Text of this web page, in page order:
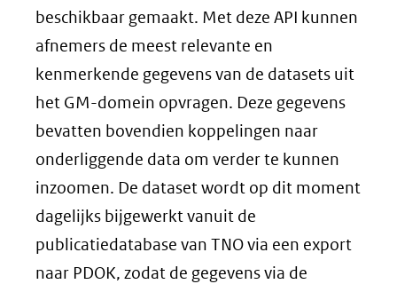
beschikbaar gemaakt. Met deze API kunnen
afnemers de meest relevante en
kenmerkende gegevens van de datasets uit
het GM-domein opvragen. Deze gegevens
bevatten bovendien koppelingen naar
onderliggende data om verder te kunnen
inzoomen. De dataset wordt op dit moment
dagelijks bijgewerkt vanuit de
publicatiedatabase van TNO via een export
naar PDOK, zodat de gegevens via de